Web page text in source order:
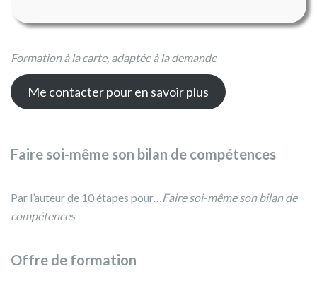
Formation à la carte, adaptée à la demande
Me contacter pour en savoir plus
Faire soi-même son bilan de compétences
Par l’auteur de 10 étapes pour…Faire soi-même son bilan de
compétences
Offre de formation